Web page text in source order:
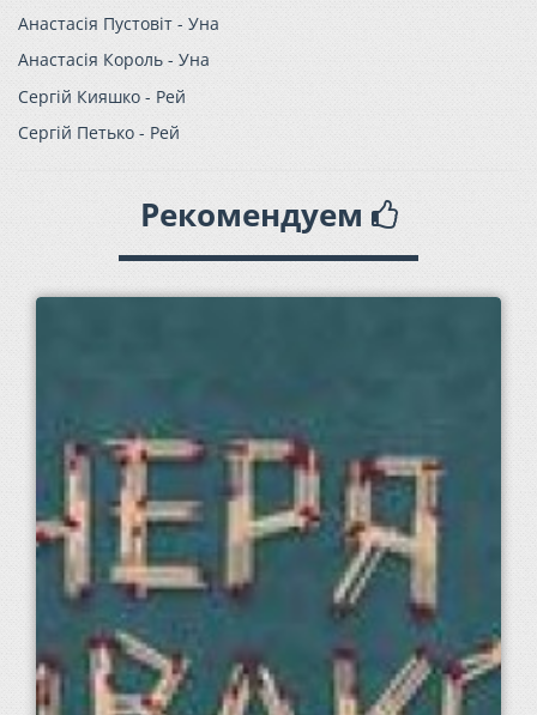
Анастасія Пустовіт - Уна
Анастасія Король - Уна
Сергій Кияшко - Рей
Сергій Петько - Рей
Рекомендуем